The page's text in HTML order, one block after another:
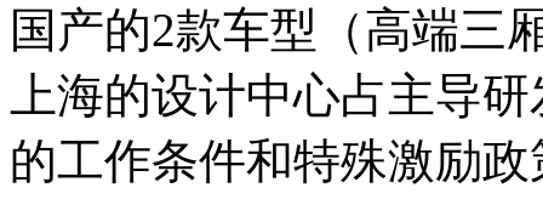
国产的2款车型（高端三
上海的设计中心占主导
的工作条件和特殊激励